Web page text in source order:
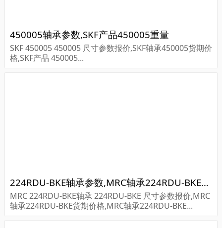
450005轴承参数,SKF产品450005重量
SKF 450005 450005 尺寸参数报价,SKF轴承450005货期价
格,SKF产品 450005...
224RDU-BKE轴承参数,MRC轴承224RDU-BKE重量
MRC 224RDU-BKE轴承 224RDU-BKE 尺寸参数报价,MRC
轴承224RDU-BKE货期价格,MRC轴承224RDU-BKE...